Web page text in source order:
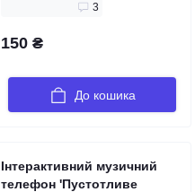
3
150 ₴
До кошика
Інтерактивний музичний
телефон 'Пустотливе